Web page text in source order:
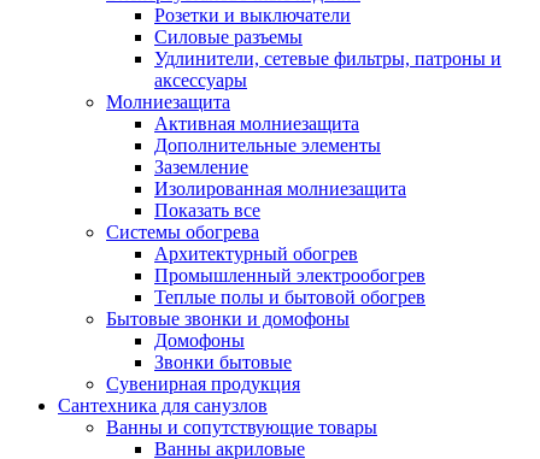
Розетки и выключатели
Силовые разъемы
Удлинители, сетевые фильтры, патроны и
аксессуары
Молниезащита
Активная молниезащита
Дополнительные элементы
Заземление
Изолированная молниезащита
Показать все
Системы обогрева
Архитектурный обогрев
Промышленный электрообогрев
Теплые полы и бытовой обогрев
Бытовые звонки и домофоны
Домофоны
Звонки бытовые
Сувенирная продукция
Сантехника для санузлов
Ванны и сопутствующие товары
Ванны акриловые